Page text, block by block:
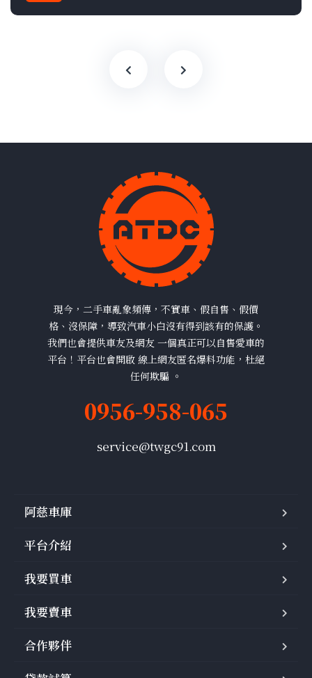
現今，二手車亂象頻傳，不實車、假自售、假價
格、沒保障，導致汽車小白沒有得到該有的保護。
我們也會提供車友及網友 一個真正可以自售愛車的
平台！平台也會開啟 線上網友匿名爆料功能，杜絕
任何欺騙 。
0956-958-065
service@twgc91.com
阿慈車庫
平台介紹
我要買車
我要賣車
合作夥伴